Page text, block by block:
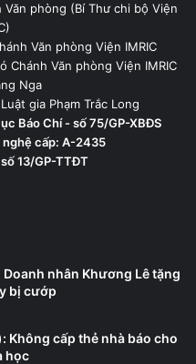
phòng (Bí Thư chi bộ Viện
Văn phòng Viện IMRIC
Chánh Văn phòng Viện IMRIC
Nga
Luật gia Phạm Trắc Long
Báo Chí - số 75/GP-XBĐS
nghệ cấp: A-2435
13/GP-TTĐT
nhân Khương Lê tặng
bị cướp
Không cấp thẻ nhà báo cho
học